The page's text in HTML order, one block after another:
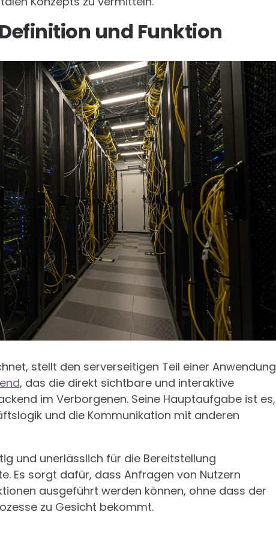
und Funktion
stellt den serverseitigen Teil einer Anwendung
, das die direkt sichtbare und interaktive
im Verborgenen. Seine Hauptaufgabe ist es,
und die Kommunikation mit anderen
und unerlässlich für die Bereitstellung
Es sorgt dafür, dass Anfragen von Nutzern
ausgeführt werden können, ohne dass der
zu Gesicht bekommt.